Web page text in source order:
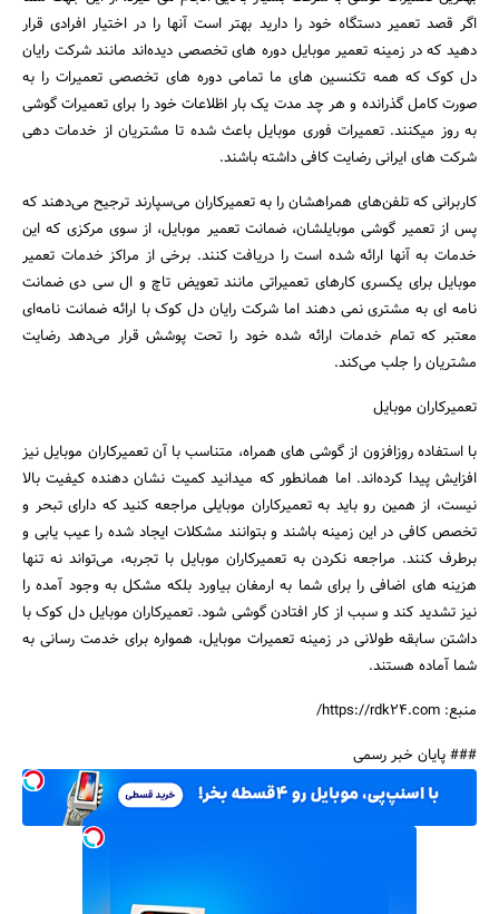
اگر قصد تعمیر دستگاه خود را دارید بهتر است آنها را در اختیار افرادی قرار
دهید که در زمینه تعمیر موبایل دوره های تخصصی دیده‌اند مانند شرکت رایان
دل کوک که همه تکنسین های ما تمامی دوره های تخصصی تعمیرات را به
صورت کامل گذرانده و هر چد مدت یک بار اظلاعات خود را برای تعمیرات گوشی
به روز میکنند. تعمیرات فوری موبایل باعث شده تا مشتریان از خدمات دهی
شرکت های ایرانی رضایت کافی داشته باشند.
کاربرانی که تلفن‌های همراهشان را به تعمیر‌کاران می‌سپارند ترجیح می‌دهند که
پس از تعمیر گوشی موبایلشان، ضمانت تعمیر موبایل، از سوی مرکزی که این
خدمات به آنها ارائه شده است را دریافت کنند. برخی از مراکز خدمات تعمیر
موبایل برای یکسری کارهای تعمیراتی مانند تعویض تاچ و ال سی دی ضمانت
نامه ای به مشتری نمی دهند اما شرکت رایان دل کوک با ارائه ضمانت نامه‌ای
معتبر که تمام خدمات ارائه شده خود را تحت پوشش قرار می‌دهد رضایت
مشتریان را جلب می‌کند.
تعمیرکاران موبایل
با استفاده روزافزون از گوشی های همراه، متناسب با آن تعمیرکاران موبایل نیز
افزایش پیدا کرده‌اند. اما همانطور که میدانید کمیت نشان دهنده کیفیت بالا
نیست، از همین رو باید به تعمیرکاران موبایلی مراجعه کنید که دارای تبحر و
تخصص کافی در این زمینه باشند و بتوانند مشکلات ایجاد شده را عیب یابی و
برطرف کنند. مراجعه نکردن به تعمیرکاران موبایل با تجربه، می‌تواند نه تنها
هزینه های اضافی را برای شما به ارمغان بیاورد بلکه مشکل به وجود آمده را
نیز تشدید کند و سبب از کار افتادن گوشی شود. تعمیرکاران موبایل دل کوک با
داشتن سابقه طولانی در زمینه تعمیرات موبایل، همواره برای خدمت رسانی به
شما آماده هستند.
منبع: https://rdk24.com/
### پایان خبر رسمی